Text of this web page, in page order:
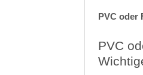
PVC oder
PVC